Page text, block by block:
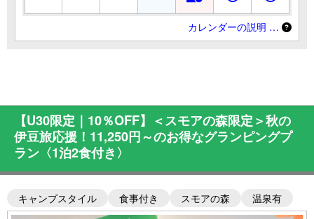
カレンダーの説明 …
【U30限定｜10％OFF】＜スモアの森限定＞秋の
伊豆旅応援！11,250円～のお得なグランピングプ
ラン〈1泊2食付き〉
キャンプスタイル 食事付き スモアの森 温泉有